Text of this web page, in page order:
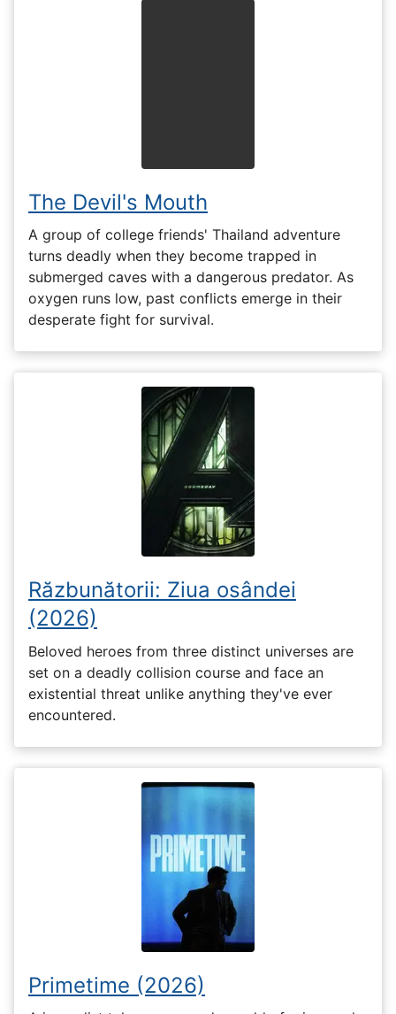
The Devil's Mouth
A group of college friends' Thailand adventure
turns deadly when they become trapped in
submerged caves with a dangerous predator. As
oxygen runs low, past conflicts emerge in their
desperate fight for survival.
Răzbunătorii: Ziua osândei
(2026)
Beloved heroes from three distinct universes are
set on a deadly collision course and face an
existential threat unlike anything they've ever
encountered.
Primetime (2026)